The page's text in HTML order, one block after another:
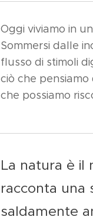
Oggi viviamo in
Sommersi dalle
flusso di stimoli
ciò che
che possiamo
La natura è il
racconta una
saldamente